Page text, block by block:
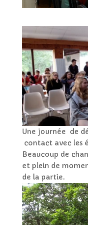
Une journée de
contact avec les
Beaucoup de
et plein de
de la partie.